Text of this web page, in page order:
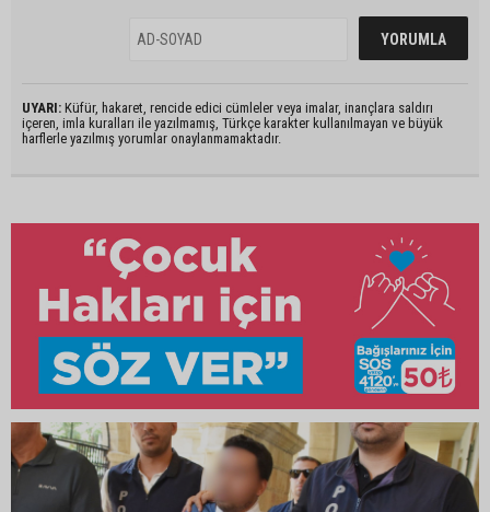
UYARI: Küfür, hakaret, rencide edici cümleler veya imalar, inançlara saldırı
içeren, imla kuralları ile yazılmamış, Türkçe karakter kullanılmayan ve büyük
harflerle yazılmış yorumlar onaylanmamaktadır.